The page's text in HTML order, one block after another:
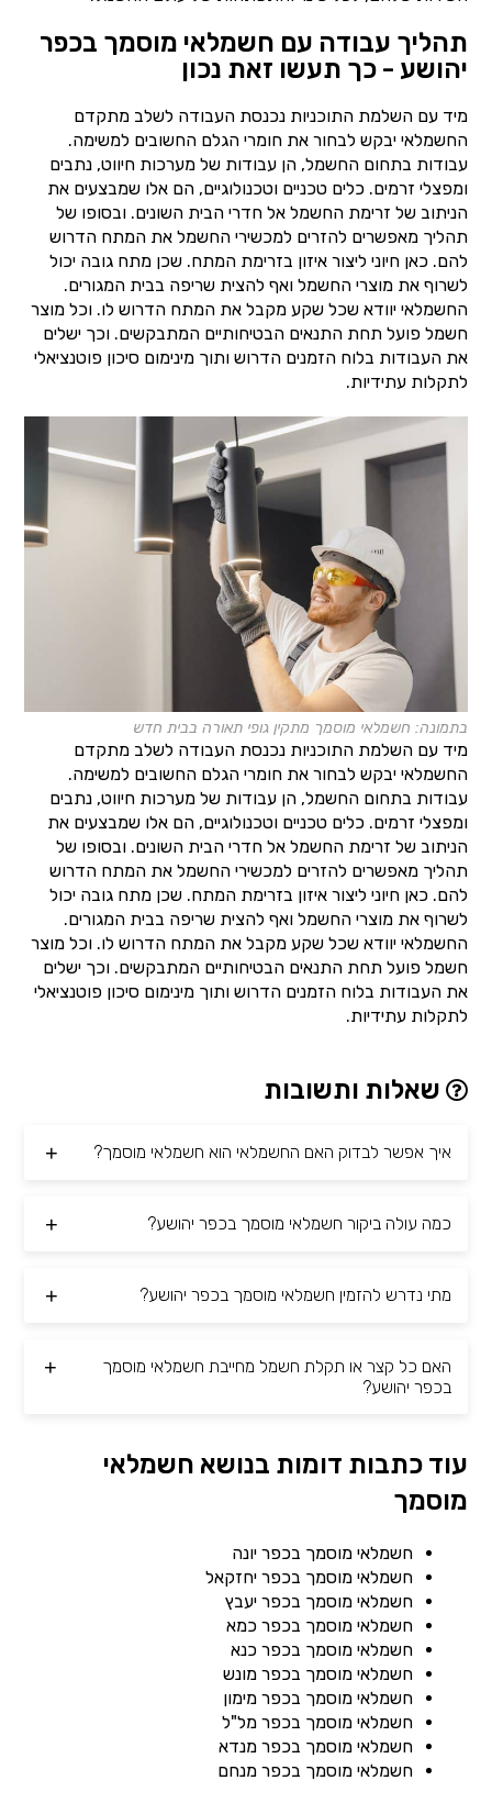
תהליך עבודה עם חשמלאי מוסמך בכפר
יהושע - כך תעשו זאת נכון
מיד עם השלמת התוכניות נכנסת העבודה לשלב מתקדם
החשמלאי יבקש לבחור את חומרי הגלם החשובים למשימה.
עבודות בתחום החשמל, הן עבודות של מערכות חיווט, נתבים
ומפצלי זרמים. כלים טכניים וטכנולוגיים, הם אלו שמבצעים את
הניתוב של זרימת החשמל אל חדרי הבית השונים. ובסופו של
תהליך מאפשרים להזרים למכשירי החשמל את המתח הדרוש
להם. כאן חיוני ליצור איזון בזרימת המתח. שכן מתח גובה יכול
לשרוף את מוצרי החשמל ואף להצית שריפה בבית המגורים.
החשמלאי יוודא שכל שקע מקבל את המתח הדרוש לו. וכל מוצר
חשמל פועל תחת התנאים הבטיחותיים המתבקשים. וכך ישלים
את העבודות בלוח הזמנים הדרוש ותוך מינימום סיכון פוטנציאלי
לתקלות עתידיות.
בתמונה: חשמלאי מוסמך מתקין גופי תאורה בבית חדש
מיד עם השלמת התוכניות נכנסת העבודה לשלב מתקדם
החשמלאי יבקש לבחור את חומרי הגלם החשובים למשימה.
עבודות בתחום החשמל, הן עבודות של מערכות חיווט, נתבים
ומפצלי זרמים. כלים טכניים וטכנולוגיים, הם אלו שמבצעים את
הניתוב של זרימת החשמל אל חדרי הבית השונים. ובסופו של
תהליך מאפשרים להזרים למכשירי החשמל את המתח הדרוש
להם. כאן חיוני ליצור איזון בזרימת המתח. שכן מתח גובה יכול
לשרוף את מוצרי החשמל ואף להצית שריפה בבית המגורים.
החשמלאי יוודא שכל שקע מקבל את המתח הדרוש לו. וכל מוצר
חשמל פועל תחת התנאים הבטיחותיים המתבקשים. וכך ישלים
את העבודות בלוח הזמנים הדרוש ותוך מינימום סיכון פוטנציאלי
לתקלות עתידיות.
שאלות ותשובות
איך אפשר לבדוק האם החשמלאי הוא חשמלאי מוסמך?
כמה עולה ביקור חשמלאי מוסמך בכפר יהושע?
מתי נדרש להזמין חשמלאי מוסמך בכפר יהושע?
האם כל קצר או תקלת חשמל מחייבת חשמלאי מוסמך
בכפר יהושע?
עוד כתבות דומות בנושא חשמלאי
מוסמך
חשמלאי מוסמך בכפר יונה
חשמלאי מוסמך בכפר יחזקאל
חשמלאי מוסמך בכפר יעבץ
חשמלאי מוסמך בכפר כמא
חשמלאי מוסמך בכפר כנא
חשמלאי מוסמך בכפר מונש
חשמלאי מוסמך בכפר מימון
חשמלאי מוסמך בכפר מל"ל
חשמלאי מוסמך בכפר מנדא
חשמלאי מוסמך בכפר מנחם